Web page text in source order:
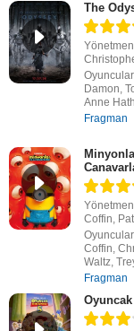
The
Damon,
Anne
Fragman
Coffin,
Coffin,
Waltz,
Fragman